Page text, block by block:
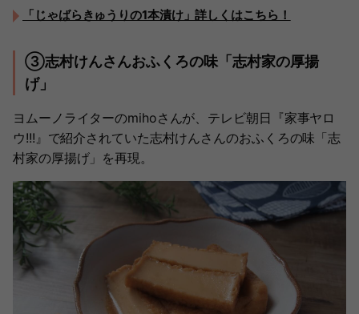
「じゃばらきゅうりの1本漬け」詳しくはこちら！
③志村けんさんおふくろの味「志村家の厚揚
げ」
ヨムーノライターのmihoさんが、テレビ朝日『家事ヤロ
ウ!!!』で紹介されていた志村けんさんのおふくろの味「志
村家の厚揚げ」を再現。